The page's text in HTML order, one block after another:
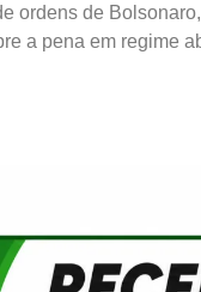
ordens de
a pena em regime